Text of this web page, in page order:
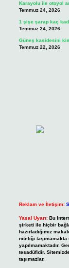
Karayolu ile otoyol
Temmuz 24, 2026
1 şişe şarap kaç
Temmuz 24, 2026
Güneş kasidesini
Temmuz 22, 2026
Reklam ve İletişim:
Yasal Uyarı: Bu
şirketi ile hiçbir
hazırladığımız
niteliği
yapılmamaktadır.
tesadüfidir.
taşımazlar.